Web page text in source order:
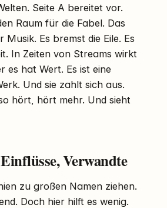
Seite A bereitet vor.
Raum für die Fabel. Das
Musik. Es bremst die Eile. Es
In Zeiten von Streams wirkt
es hat Wert. Es ist eine
Und sie zahlt sich aus.
hört, hört mehr. Und sieht
Verwandte
zu großen Namen ziehen.
Doch hier hilft es wenig.